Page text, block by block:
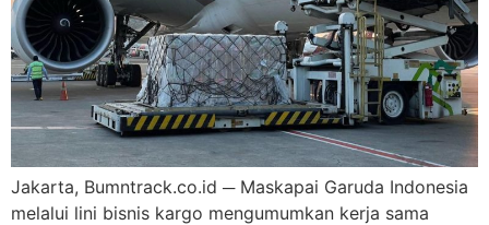
Jakarta, Bumntrack.co.id ─ Maskapai Garuda Indonesia
melalui lini bisnis kargo mengumumkan kerja sama